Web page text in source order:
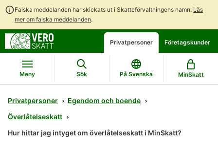
Falska meddelanden har skickats ut i Skatteförvaltningens namn. Läs
mer om falska meddelanden.
Gå
direkt
till
innehållet
Gå
till
hela
webbplatsens
sökning
Privatpersoner Företagskunder
Meny Sök På Svenska MinSkatt
Privatpersoner
Egendom och boende
Överlåtelseskatt
Hur hittar jag intyget om överlåtelseskatt i MinSkatt?